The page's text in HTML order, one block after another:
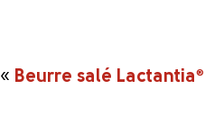
« Beurre salé Lactantia®